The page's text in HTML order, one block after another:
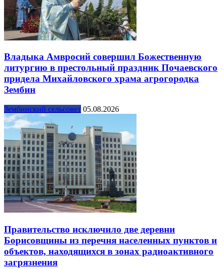
Владыка Амвросий совершил Божественную
литургию в престольный праздник Почаевского
придела Михайловского храма агрогородка
Зембин
Зембинский сельсовет 05.08.2026
Правительство исключило две деревни
Борисовщины из перечня населенных пунктов и
объектов, находящихся в зонах радиоактивного
загрязнения